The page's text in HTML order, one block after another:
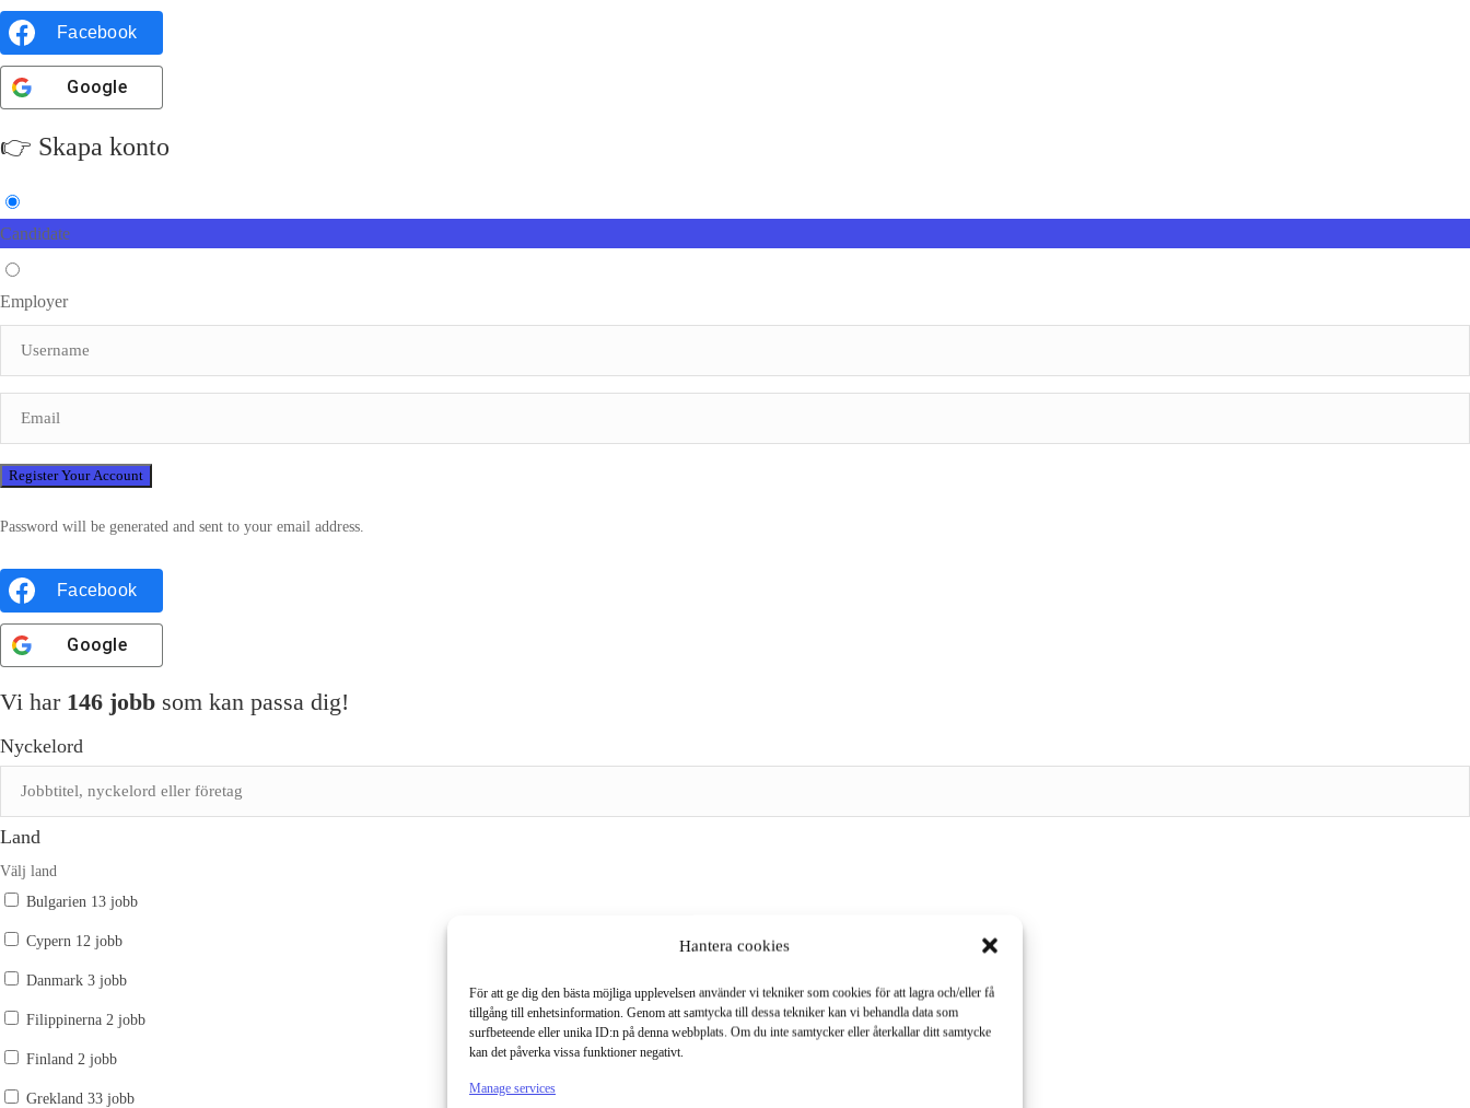
Hantera cookies
För att ge dig den bästa möjliga upplevelsen använder vi tekniker som cookies för att lagra och/eller få
tillgång till enhetsinformation. Genom att samtycka till dessa tekniker kan vi behandla data som
surfbeteende eller unika ID:n på denna webbplats. Om du inte samtycker eller återkallar ditt samtycke
kan det påverka vissa funktioner negativt.
Manage services
Facebook
Google
👉 Skapa konto
Candidate
Employer
Password will be generated and sent to your email address.
Facebook
Google
Vi har 146 jobb som kan passa dig!
Nyckelord
Land
Välj land
Bulgarien 13 jobb
Cypern 12 jobb
Danmark 3 jobb
Filippinerna 2 jobb
Finland 2 jobb
Grekland 33 jobb